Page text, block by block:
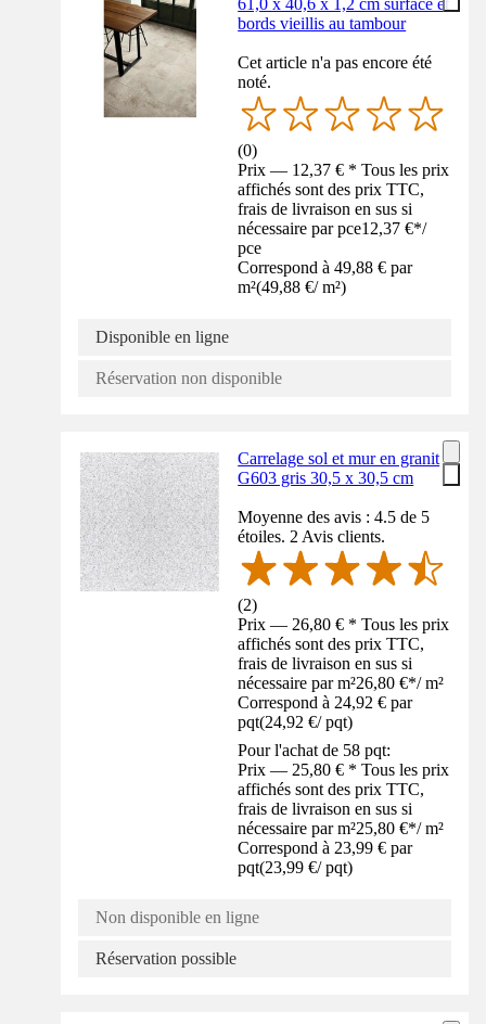
61,0 x 40,6 x 1,2 cm surface et
bords vieillis au tambour
Cet article n'a pas encore été
noté.
(0)
Prix — 12,37 € * Tous les prix
affichés sont des prix TTC,
frais de livraison en sus si
nécessaire par pce12,37 €*/
pce
Correspond à 49,88 € par
m²(49,88 €/ m²)
Disponible en ligne
Réservation non disponible
Carrelage sol et mur en granit
G603 gris 30,5 x 30,5 cm
Moyenne des avis : 4.5 de 5
étoiles. 2 Avis clients.
(2)
Prix — 26,80 € * Tous les prix
affichés sont des prix TTC,
frais de livraison en sus si
nécessaire par m²26,80 €*/ m²
Correspond à 24,92 € par
pqt(24,92 €/ pqt)
Pour l'achat de 58 pqt:
Prix — 25,80 € * Tous les prix
affichés sont des prix TTC,
frais de livraison en sus si
nécessaire par m²25,80 €*/ m²
Correspond à 23,99 € par
pqt(23,99 €/ pqt)
Non disponible en ligne
Réservation possible